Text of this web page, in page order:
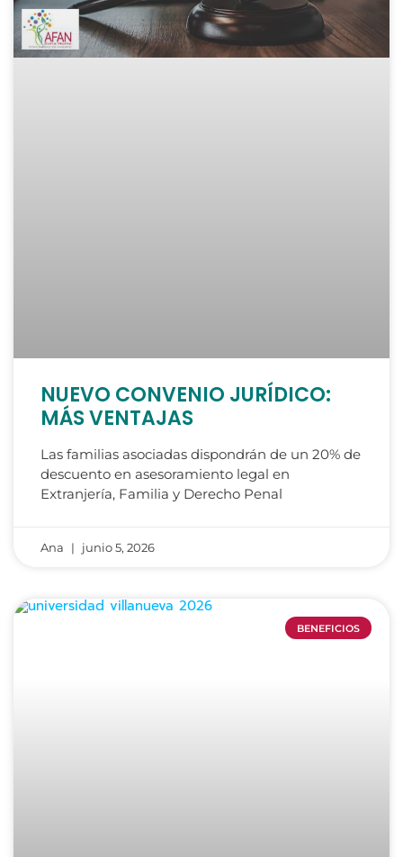
NUEVO CONVENIO JURÍDICO:
MÁS VENTAJAS
Las familias asociadas dispondrán de un 20% de
descuento en asesoramiento legal en
Extranjería, Familia y Derecho Penal
Ana junio 5, 2026
BENEFICIOS